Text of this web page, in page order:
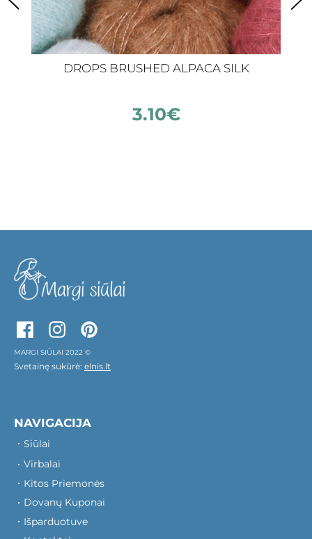
DROPS BRUSHED ALPACA SILK
3.10€
MARGI SIŪLAI 2022 ©
Svetainę sukūrė: elnis.lt
NAVIGACIJA
Siūlai
Virbalai
Kitos Priemonės
Dovanų Kuponai
Išparduotuve